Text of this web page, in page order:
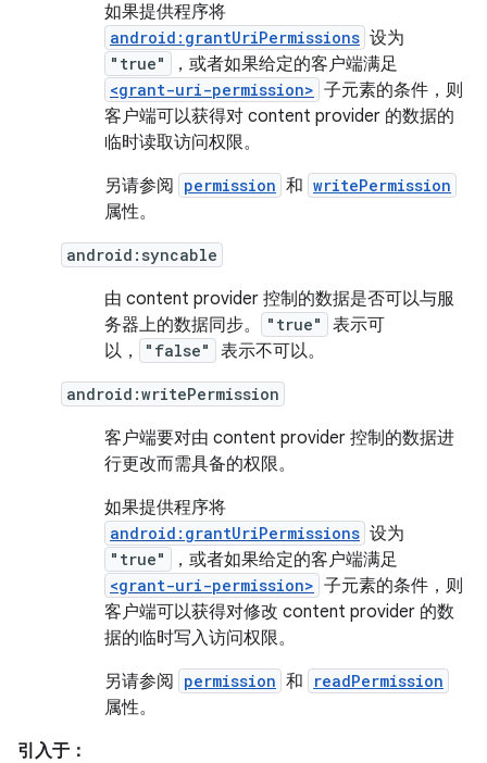
如果提供程序将
android:grantUriPermissions 设为
"true" ，或者如果给定的客户端满足
<grant-uri-permission> 子元素的条件，则
客户端可以获得对 content provider 的数据的
临时读取访问权限。
另请参阅
permission 和 writePermission
属性。
android:syncable
由 content provider 控制的数据是否可以与服
务器上的数据同步。
"true"
表示可
以，
"false" 表示不可以。
android:writePermission
客户端要对由 content provider 控制的数据进
行更改而需具备的权限。
如果提供程序将
android:grantUriPermissions 设为
"true" ，或者如果给定的客户端满足
<grant-uri-permission> 子元素的条件，则
客户端可以获得对修改 content provider 的数
据的临时写入访问权限。
另请参阅
permission 和 readPermission
属性。
引入于：